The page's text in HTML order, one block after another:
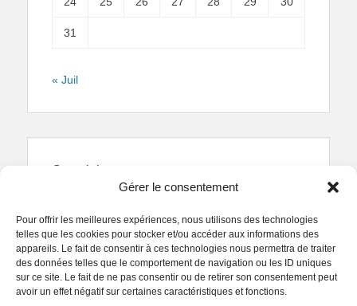
Gérer le consentement
Pour offrir les meilleures expériences, nous utilisons des technologies
telles que les cookies pour stocker et/ou accéder aux informations des
appareils. Le fait de consentir à ces technologies nous permettra de traiter
des données telles que le comportement de navigation ou les ID uniques
sur ce site. Le fait de ne pas consentir ou de retirer son consentement peut
avoir un effet négatif sur certaines caractéristiques et fonctions.
31
« Juil
Copyright
Reproduction interdite.Textes et photographies
© Regards Parisiens 2011-2026.